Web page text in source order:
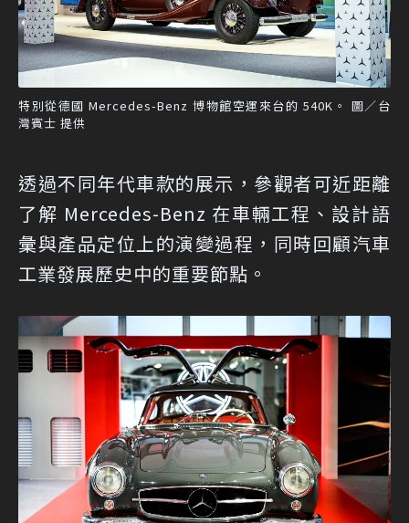
特別從德國 Mercedes-Benz 博物館空運來台的 540K。 圖／台
灣賓士 提供
透過不同年代車款的展示，參觀者可近距離
了解 Mercedes-Benz 在車輛工程、設計語
彙與產品定位上的演變過程，同時回顧汽車
工業發展歷史中的重要節點。